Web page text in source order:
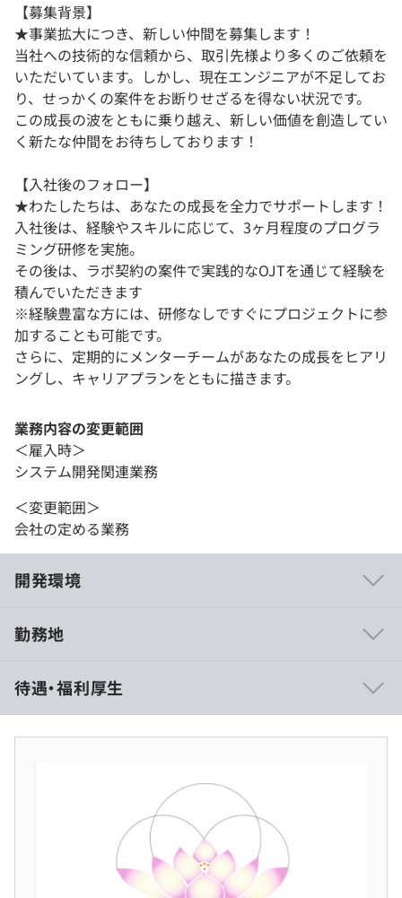
【募集背景】
★事業拡大につき、新しい仲間を募集します！
当社への技術的な信頼から、取引先様より多くのご依頼を
いただいています。しかし、現在エンジニアが不足してお
り、せっかくの案件をお断りせざるを得ない状況です。
この成長の波をともに乗り越え、新しい価値を創造してい
く新たな仲間をお待ちしております！
【入社後のフォロー】
★わたしたちは、あなたの成長を全力でサポートします！
入社後は、経験やスキルに応じて、3ヶ月程度のプログラ
ミング研修を実施。
その後は、ラボ契約の案件で実践的なOJTを通じて経験を
積んでいただきます
※経験豊富な方には、研修なしですぐにプロジェクトに参
加することも可能です。
さらに、定期的にメンターチームがあなたの成長をヒアリ
ングし、キャリアプランをともに描きます。
業務内容の変更範囲
＜雇入時＞
システム開発関連業務
＜変更範囲＞
会社の定める業務
開発環境
ズ様）：らくらくコミュニティ新規開発
・ドリームエリア株式会社様：みもり開発, まちコミ開発
◆技術力向上への取り組み
弊社では、エンジニアのスキルチェックと教育制度を強化
し、常に高い技術力を維持する取り組みをおこなっていま
現代のIT業界では、プロジェクトのニーズが複雑化・高度
勤務地
待遇・福利厚生
■賃金の決定方法：経験・能力を考慮の上、弊社規定によ
り決定いたします。
■月給：約25万〜48万円（固定残業代を含む）
・基本給：約20万～38万円
・固定残業代：40時間分、約5万～10万円（超過分は別途